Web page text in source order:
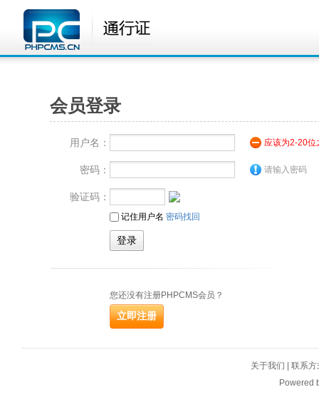
会员登录
用户名： 应该为2-20位
密码： 请输入密码
验证码：
记住用户名 密码找回
您还没有注册PHPCMS会员？
关于我们
联系方
Powered